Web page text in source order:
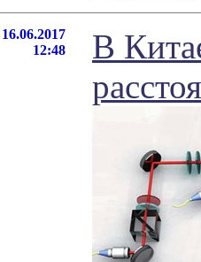
16.06.2017
12:48
В